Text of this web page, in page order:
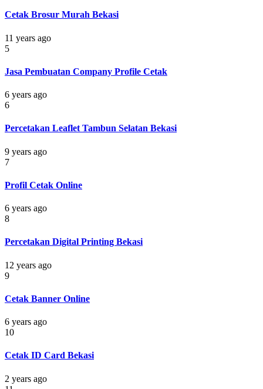
Cetak Brosur Murah Bekasi
11 years ago
5
Jasa Pembuatan Company Profile Cetak
6 years ago
6
Percetakan Leaflet Tambun Selatan Bekasi
9 years ago
7
Profil Cetak Online
6 years ago
8
Percetakan Digital Printing Bekasi
12 years ago
9
Cetak Banner Online
6 years ago
10
Cetak ID Card Bekasi
2 years ago